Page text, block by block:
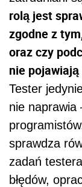
rolą jest
zgodne z
oraz czy
nie pojawiają
Tester
nie naprawia
sprawdza
zadań
błędów,